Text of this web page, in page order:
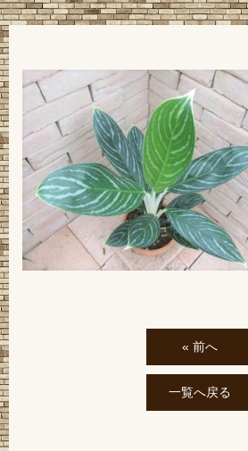
« 前へ
一覧へ戻る